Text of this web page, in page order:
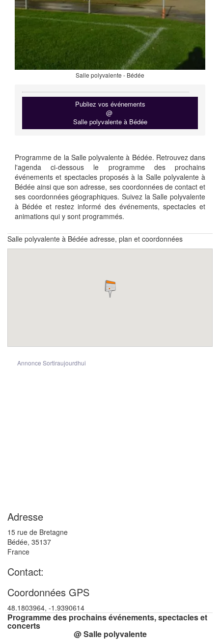
Salle polyvalente - Bédée
Publiez vos événements
@
Salle polyvalente à Bédée
Programme de la Salle polyvalente à Bédée. Retrouvez dans
l'agenda ci-dessous le programme des prochains
événements et spectacles proposés à la Salle polyvalente à
Bédée ainsi que son adresse, ses coordonnées de contact et
ses coordonnées géographiques. Suivez la Salle polyvalente
à Bédée et restez informé des événements, spectacles et
animations qui y sont programmés.
Salle polyvalente à Bédée adresse, plan et coordonnées
Annonce Sortiraujourdhui
Adresse
15 rue de Bretagne
Bédée, 35137
France
Contact:
Coordonnées GPS
48.1803964, -1.9390614
Programme des prochains événements, spectacles et
concerts
@ Salle polyvalente